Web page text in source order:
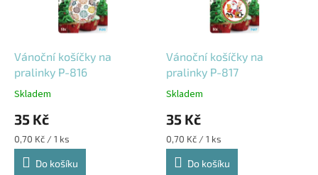
Vánoční košíčky na
pralinky P-816
Skladem
35 Kč
Měrná
cena:
0,70 Kč / 1 ks
Do košíku
Vánoční košíčky na
pralinky P-817
Skladem
35 Kč
Měrná
cena:
0,70 Kč / 1 ks
Do košíku